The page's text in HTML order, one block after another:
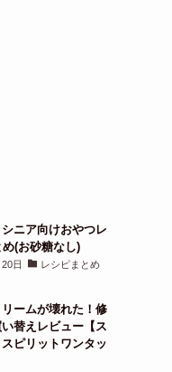
シニア向けおやつレ
(お砂糖なし)
日 レシピまとめ
ームが壊れた！修
替えレビュー【ス
ピリットワンタッ